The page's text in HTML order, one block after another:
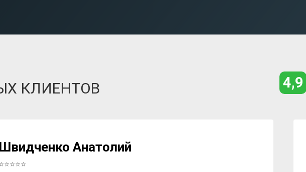
4,9
КЛИЕНТОВ
Швидченко Анатолий